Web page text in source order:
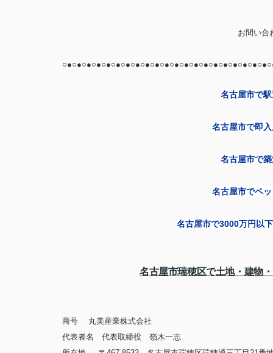
お問い合
名古屋市で
名古屋市で即
名古屋市で
名古屋市でペ
名古屋市で3000万円以
名古屋市瑞穂区で土地・建物
商号
丸美産業株式会社
代表者名 代表取締役 嶺木一志